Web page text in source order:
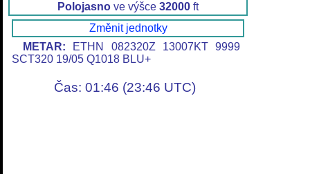
Polojasno ve výšce 32000 ft
Změnit jednotky
METAR: ETHN 082320Z 13007KT 9999
SCT320 19/05 Q1018 BLU+
Čas: 01:46 (23:46 UTC)